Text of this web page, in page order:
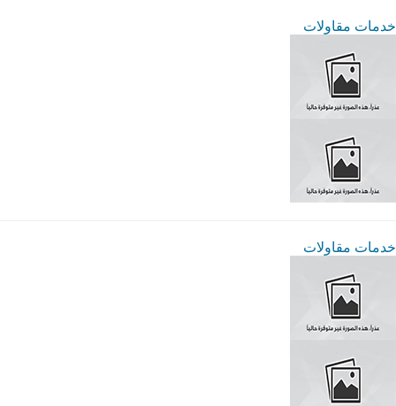
خدمات مقاولات
خدمات مقاولات